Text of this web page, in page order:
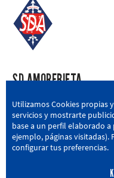
SD AMOREBIETA
San Miguel Kalea, 16,
946 604 751 |
Utilizamos Cookies propias
servicios y mostrarte
base a un perfil elaborado
ejemplo, páginas
configurar tus preferencias.